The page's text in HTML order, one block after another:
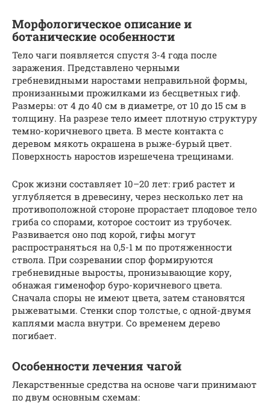
Морфологическое описание и
ботанические особенности
Тело чаги появляется спустя 3-4 года после
заражения. Представлено черными
гребневидными наростами неправильной формы,
пронизанными прожилками из бесцветных гиф.
Размеры: от 4 до 40 см в диаметре, от 10 до 15 см в
толщину. На разрезе тело имеет плотную структуру
темно-коричневого цвета. В месте контакта с
деревом мякоть окрашена в рыже-бурый цвет.
Поверхность наростов изрешечена трещинами.
Срок жизни составляет 10–20 лет: гриб растет и
углубляется в древесину, через несколько лет на
противоположной стороне прорастает плодовое тело
гриба со спорами, которое состоит из трубочек.
Развивается оно под корой, гифы могут
распространяться на 0,5-1 м по протяженности
ствола. При созревании спор формируются
гребневидные выросты, пронизывающие кору,
обнажая гименофор буро-коричневого цвета.
Сначала споры не имеют цвета, затем становятся
рыжеватыми. Стенки спор толстые, с одной-двумя
каплями масла внутри. Со временем дерево
погибает.
Особенности лечения чагой
Лекарственные средства на основе чаги принимают
по двум основным схемам: